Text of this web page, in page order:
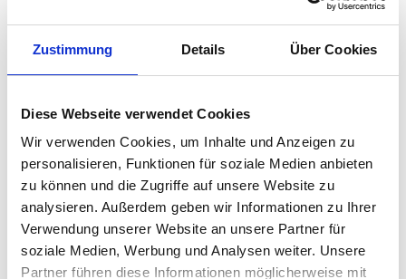
Zustimmung Details Über Cookies
Diese Webseite verwendet Cookies
Wir verwenden Cookies, um Inhalte und Anzeigen zu
personalisieren, Funktionen für soziale Medien anbieten
zu können und die Zugriffe auf unsere Website zu
analysieren. Außerdem geben wir Informationen zu Ihrer
Verwendung unserer Website an unsere Partner für
soziale Medien, Werbung und Analysen weiter. Unsere
Partner führen diese Informationen möglicherweise mit
Handtuchhaken
Ab29,00 €
Farbeauswählen
Decor Walther - WH 2
Haken mit Saugnapf